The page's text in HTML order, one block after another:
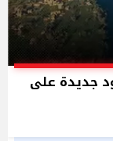
إثيوبي لبناء 3 سدود جديدة على